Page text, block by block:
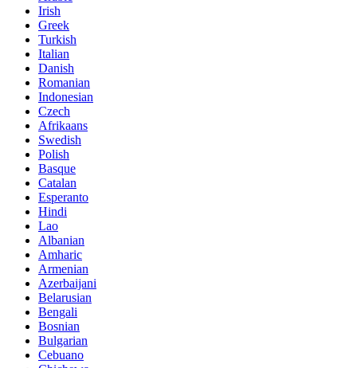
Irish
Greek
Turkish
Italian
Danish
Romanian
Indonesian
Czech
Afrikaans
Swedish
Polish
Basque
Catalan
Esperanto
Hindi
Lao
Albanian
Amharic
Armenian
Azerbaijani
Belarusian
Bengali
Bosnian
Bulgarian
Cebuano